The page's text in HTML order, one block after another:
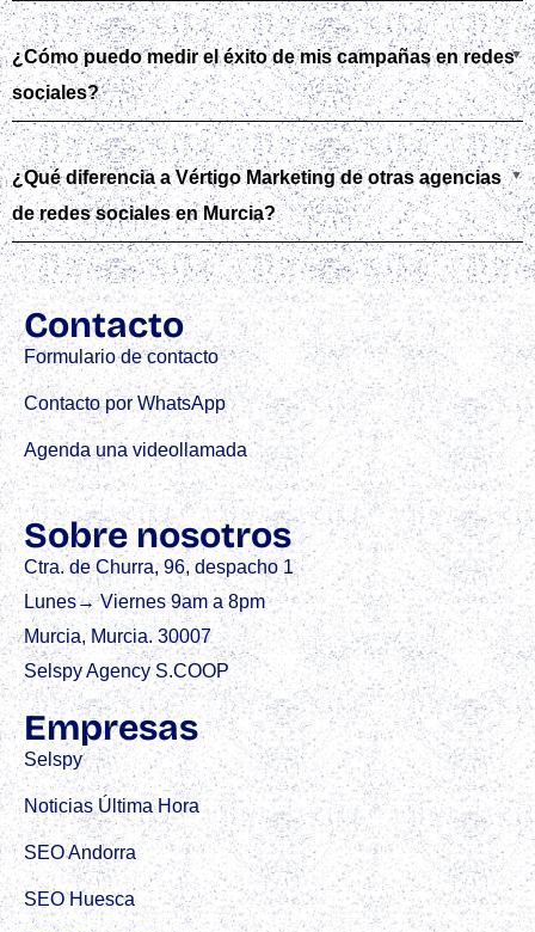
¿Cómo puedo medir el éxito de mis campañas en redes
sociales?
¿Qué diferencia a Vértigo Marketing de otras agencias
de redes sociales en Murcia?
Contacto
Formulario de contacto
Contacto por WhatsApp
Agenda una videollamada
Sobre nosotros
Ctra. de Churra, 96, despacho 1
Lunes→ Viernes 9am a 8pm
Murcia, Murcia. 30007
Selspy Agency S.COOP
Empresas
Selspy
Noticias Última Hora
SEO Andorra
SEO Huesca